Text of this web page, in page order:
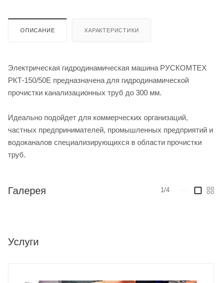
ОПИСАНИЕ ХАРАКТЕРИСТИКИ
Электрическая гидродинамическая машина РУСКОМТЕХ
РКТ-150/50E предназначена для гидродинамической
прочистки канализационных труб до 300 мм.
Идеально подойдет для коммерческих организаций,
частных предпринимателей, промышленных предприятий и
водоканалов специализирующихся в области прочистки
труб.
Галерея 1/4
Услуги